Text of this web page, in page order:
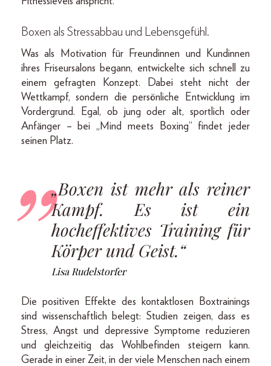
Boxen als Stressabbau und Lebensgefühl .
Was als Motivation für Freundinnen und Kundinnen
ihres Friseursalons begann, entwickelte sich schnell zu
einem gefragten Konzept. Dabei steht nicht der
Wettkampf, sondern die persönliche Entwicklung im
Vordergrund. Egal, ob jung oder alt, sportlich oder
Anfänger – bei „Mind meets Boxing“ findet jeder
seinen Platz.
„Boxen ist mehr als reiner
Kampf. Es ist ein
hocheffektives Training für
Körper und Geist.“
Lisa Rudelstorfer
Die positiven Effekte des kontaktlosen Boxtrainings
sind wissenschaftlich belegt: Studien zeigen, dass es
Stress, Angst und depressive Symptome reduzieren
und gleichzeitig das Wohlbefinden steigern kann.
Gerade in einer Zeit, in der viele Menschen nach einem